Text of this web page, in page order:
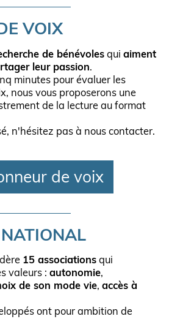
VOIX
de bénévoles qui aiment
leur passion.
minutes pour évaluer les
nous vous proposerons une
de la lecture au format
n'hésitez pas à nous contacter.
de voix
NATIONAL
15 associations qui
valeurs : autonomie,
de son mode vie, accès à
ont pour ambition de